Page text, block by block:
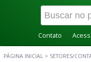
Contato
PÁGINA INICIAL > SETORES/